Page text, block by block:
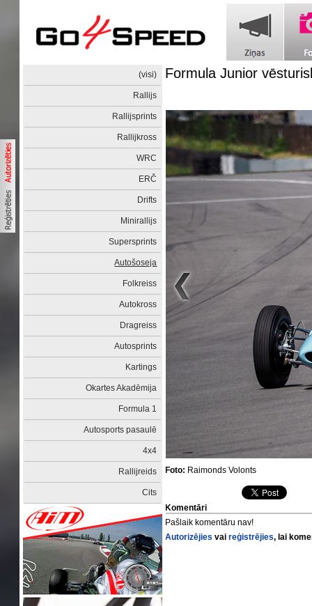
(visi)
Rallijs
Rallijsprints
Rallijkross
WRC
ERČ
Drifts
Minirallijs
Supersprints
Autošoseja
Folkreiss
Autokross
Dragreiss
Autosprints
Kartings
Okartes Akadēmija
Formula 1
Autosports pasaulē
4x4
Rallijreids
Cits
Formula Junior
Foto: Raimonds Volonts
Komentāri
Pašlaik komentāru nav!
Autorizējies vaireģistrējies, lai